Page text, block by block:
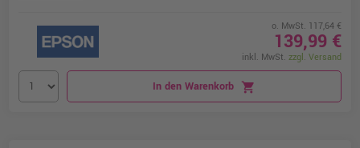
o. MwSt. 117,64 €
139,99 €
inkl. MwSt. zzgl. Versand
In den Warenkorb shopping_cart